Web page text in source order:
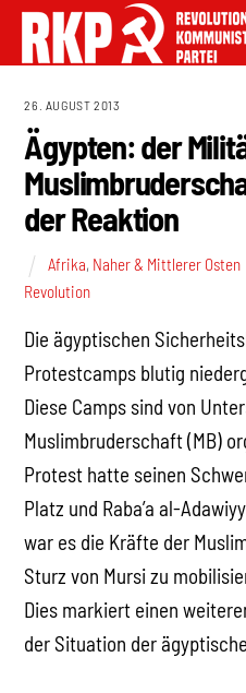
26. AUGUST 2013
Ägypten: der
der Reaktion
Afrika, Naher & Mittlerer Osten
Revolution
Die ägyptischen
Protestcamps blutig
Diese Camps sind von
Muslimbruderschaft (MB)
Protest hatte seinen
Platz und Raba’a al-
war es die Kräfte der
Sturz von Mursi zu
Dies markiert einen
der Situation der